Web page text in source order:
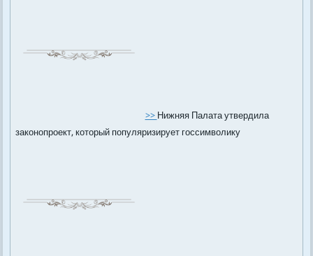
>>Нижняя Палата утвердила
законопроект, который популяризирует госсимволику